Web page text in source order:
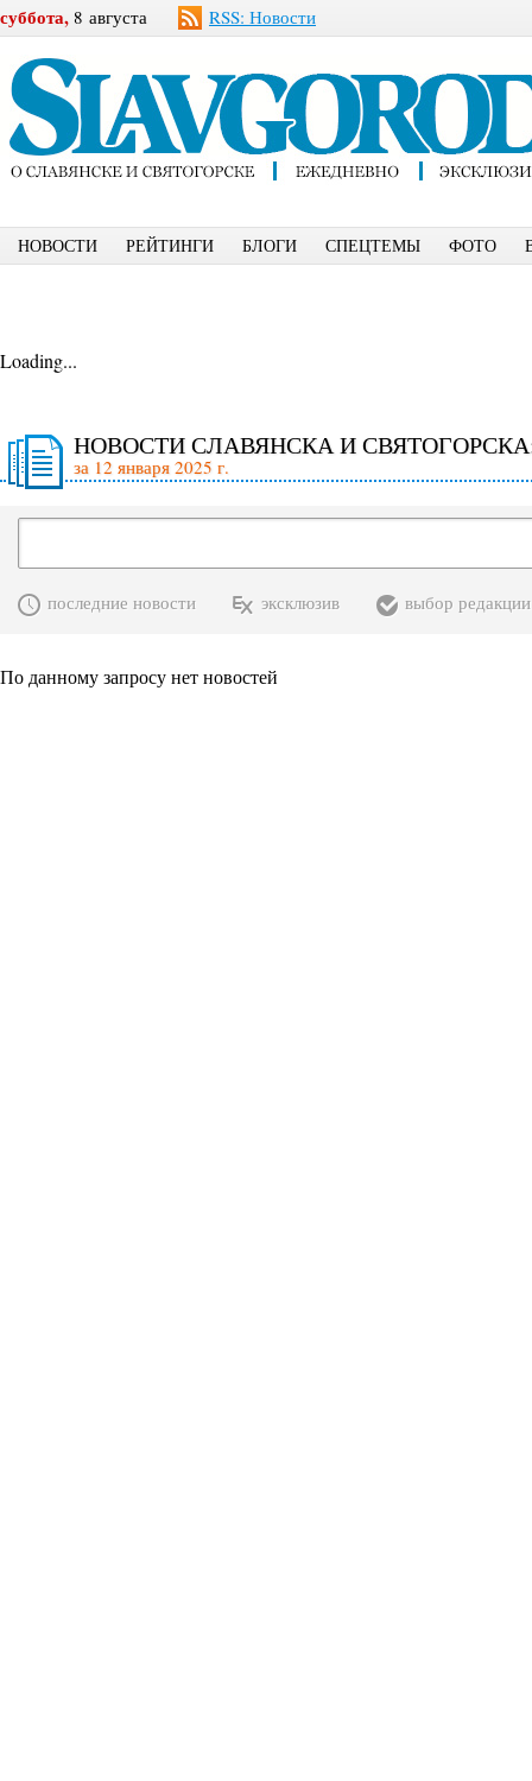
суббота, 8 августа RSS: Новости
НОВОСТИ РЕЙТИНГИ БЛОГИ СПЕЦТЕМЫ ФОТО
Loading...
НОВОСТИ СЛАВЯНСКА И
за 12 января 2025 г.
последние новости эксклюзив выбор редакции
По данному запросу нет новостей